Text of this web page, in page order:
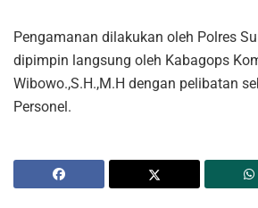
Pengamanan dilakukan oleh Polres
dipimpin langsung oleh Kabagops
Wibowo.,S.H.,M.H dengan pelibatan
Personel.